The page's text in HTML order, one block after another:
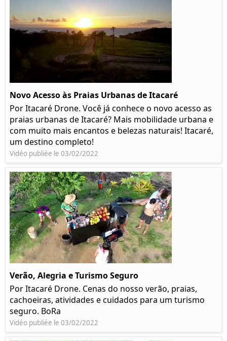
Novo Acesso às Praias Urbanas de Itacaré
Por Itacaré Drone. Você já conhece o novo acesso as
praias urbanas de Itacaré? Mais mobilidade urbana e
com muito mais encantos e belezas naturais! Itacaré,
um destino completo!
Vidéo publiée le 03/02/2022
Verão, Alegria e Turismo Seguro
Por Itacaré Drone. Cenas do nosso verão, praias,
cachoeiras, atividades e cuidados para um turismo
seguro. BoRa
Vidéo publiée le 03/02/2022